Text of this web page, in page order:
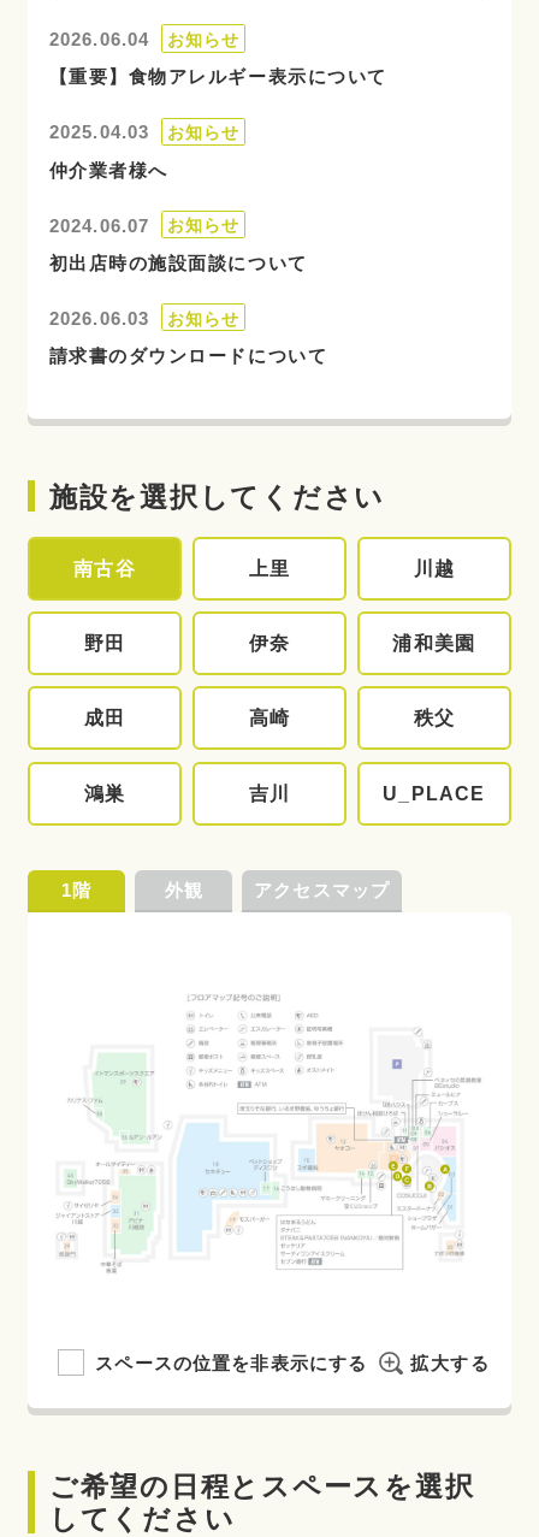
2026.06.04 お知らせ
【重要】食物アレルギー表示について
2025.04.03 お知らせ
仲介業者様へ
2024.06.07 お知らせ
初出店時の施設面談について
2026.06.03 お知らせ
請求書のダウンロードについて
施設を選択してください
南古谷 上里 川越
野田 伊奈 浦和美園
成田 高崎 秩父
鴻巣 吉川 U_PLACE
1階 外観 アクセスマップ
スペースの位置を非表示にする 拡大する
ご希望の日程とスペースを選択
してください